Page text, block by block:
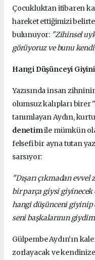
Çocukluktan itibaren
hareket ettiğimizi
bulunuyor: "Zihinsel
görüyoruz ve bunu
Hangi Düşünceyi
Yazısında insan
olumsuz kalıpları
tanımlayan Aydın,
denetimile mümkün
felsefi bir ayna tutan
sarsıyor:
"Dışarı çıkmadan
bir parça giysi giyinecek
hangi düşünceni giyinip
seni başkalarının
Gülpembe Aydın’ın
zorlayacak ve kendinize